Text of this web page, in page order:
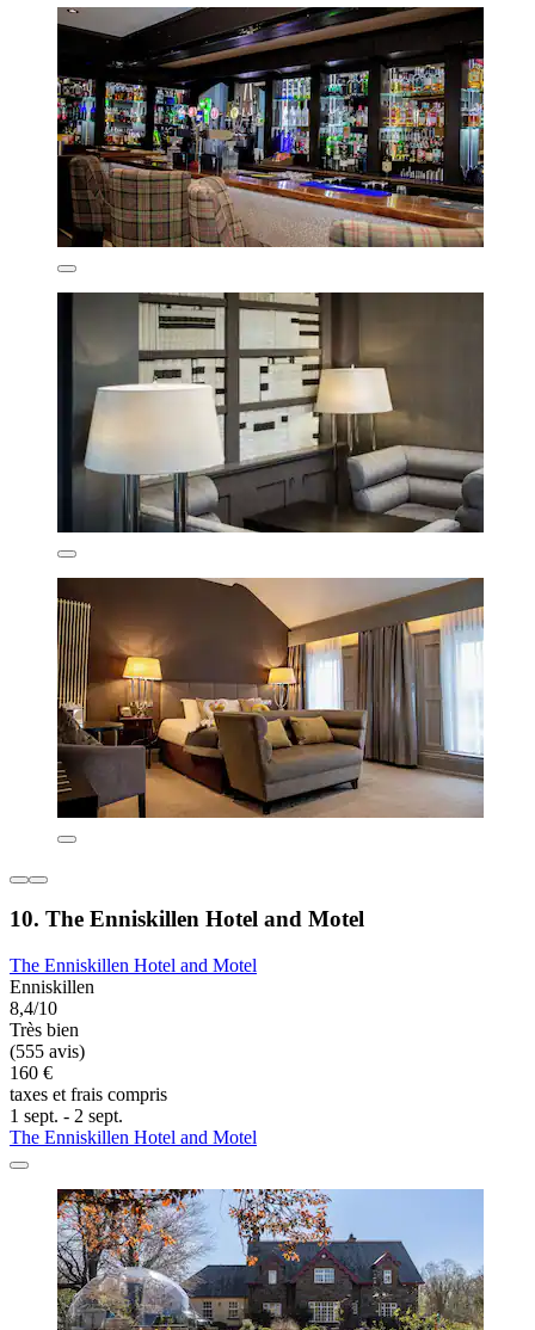
10. The Enniskillen Hotel and Motel
The Enniskillen Hotel and Motel
Enniskillen
8,4/10
Très bien
(555 avis)
160 €
taxes et frais compris
1 sept. - 2 sept.
The Enniskillen Hotel and Motel